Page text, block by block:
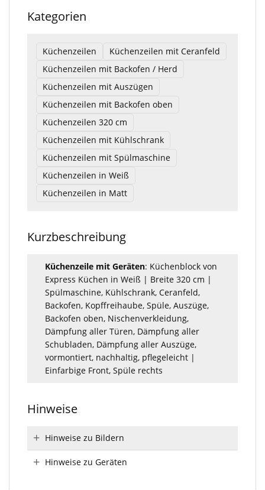
Kategorien
Küchenzeilen
Küchenzeilen mit Ceranfeld
Küchenzeilen mit Backofen / Herd
Küchenzeilen mit Auszügen
Küchenzeilen mit Backofen oben
Küchenzeilen 320 cm
Küchenzeilen mit Kühlschrank
Küchenzeilen mit Spülmaschine
Küchenzeilen in Weiß
Küchenzeilen in Matt
Kurzbeschreibung
Küchenzeile mit Geräten: Küchenblock von
Express Küchen in Weiß | Breite 320 cm |
Spülmaschine, Kühlschrank, Ceranfeld,
Backofen, Kopffreihaube, Spüle, Auszüge,
Backofen oben, Nischenverkleidung,
Dämpfung aller Türen, Dämpfung aller
Schubladen, Dämpfung aller Auszüge,
vormontiert, nachhaltig, pflegeleicht |
Einfarbige Front, Spüle rechts
Hinweise
Hinweise zu Bildern
Hinweise zu Geräten